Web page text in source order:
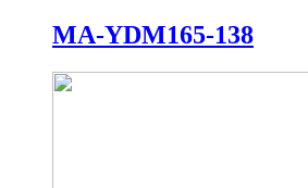
MA-YDM165-138